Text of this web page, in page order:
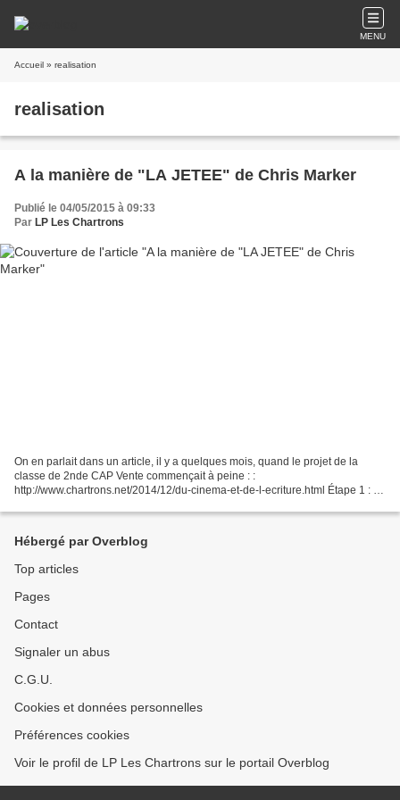
MENU
Accueil » realisation
realisation
A la manière de "LA JETEE" de Chris Marker
Publié le 04/05/2015 à 09:33
Par LP Les Chartrons
On en parlait dans un article, il y a quelques mois, quand le projet de la
classe de 2nde CAP Vente commençait à peine : :
http://www.chartrons.net/2014/12/du-cinema-et-de-l-ecriture.html Étape 1 : La
Hébergé par Overblog
Top articles
Pages
Contact
Signaler un abus
C.G.U.
Cookies et données personnelles
Préférences cookies
Voir le profil de LP Les Chartrons sur le portail Overblog